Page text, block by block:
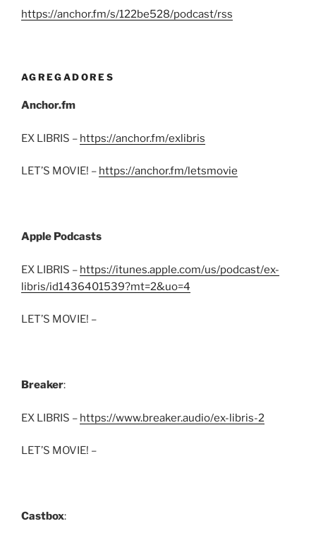
https://anchor.fm/s/122be528/podcast/rss
AGREGADORES
Anchor.fm
EX LIBRIS – https://anchor.fm/exlibris
LET’S MOVIE! – https://anchor.fm/letsmovie
Apple Podcasts
EX LIBRIS – https://itunes.apple.com/us/podcast/ex-
libris/id1436401539?mt=2&uo=4
LET’S MOVIE! –
Breaker:
EX LIBRIS – https://www.breaker.audio/ex-libris-2
LET’S MOVIE! –
Castbox: